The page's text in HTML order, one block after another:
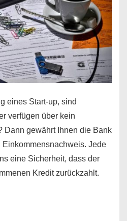
eines Start-up, sind
verfügen über kein
Dann gewährt Ihnen die Bank
Einkommensnachweis. Jede
eine Sicherheit, dass der
Kredit zurückzahlt.